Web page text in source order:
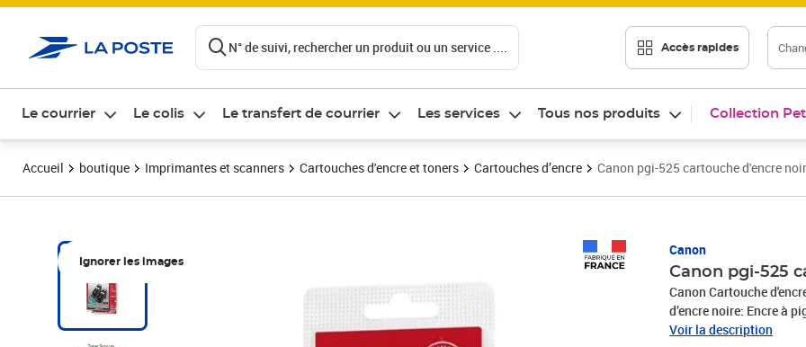
N° de suivi, rechercher un produit ou un service .... Accès rapides
Le courrier Le colis Le transfert de courrier Les services Tous nos produits Collection
Accueil boutique Imprimantes et scanners Cartouches d'encre et toners Cartouches d’encre Canon pgi-525 cartouche d'encre noir
Ignorer les images
Canon
Canon pgi-525
Canon Cartouche
d’encre noire: Encre à
Voir la description
Prix 45,97€